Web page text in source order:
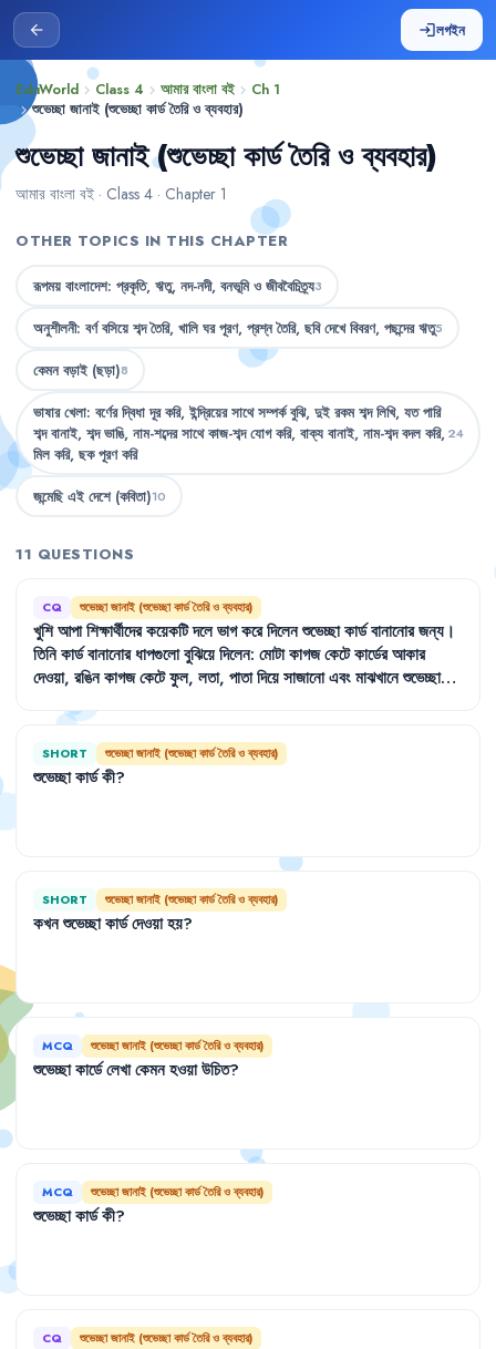
arrow_back loginলগইন
EduWorld chevron_right Class 4 chevron_right আমার বাংলা বই chevron_right Ch 1
chevron_rightশুভেচ্ছা জানাই (শুভেচ্ছা কার্ড তৈরি ও ব্যবহার)
শুভেচ্ছা জানাই (শুভেচ্ছা কার্ড তৈরি ও ব্যবহার)
আমার বাংলা বই · Class 4 · Chapter 1
OTHER TOPICS IN THIS CHAPTER
রূপময় বাংলাদেশ: প্রকৃতি, ঋতু, নদ-নদী, বনভূমি ও জীববৈচিত্র্য3
অনুশীলনী: বর্ণ বসিয়ে শব্দ তৈরি, খালি ঘর পূরণ, প্রশ্ন তৈরি, ছবি দেখে বিবরণ, পছন্দের ঋতু5
কেমন বড়াই (ছড়া)8
ভাষার খেলা: বর্ণের দ্বিধা দূর করি, ইন্দ্রিয়ের সাথে সম্পর্ক বুঝি, দুই রকম শব্দ লিখি, যত পারি
শব্দ বানাই, শব্দ ভাঙি, নাম-শব্দের সাথে কাজ-শব্দ যোগ করি, বাক্য বানাই, নাম-শব্দ বদল করি,
মিল করি, ছক পূরণ করি
24
জন্মেছি এই দেশে (কবিতা)10
11 QUESTIONS
CQ শুভেচ্ছা জানাই (শুভেচ্ছা কার্ড তৈরি ও ব্যবহার)
খুশিআপাশিক্ষার্থীদেরকয়েকটিদলেভাগকরেদিলেনশুভেচ্ছাকার্ডবানানোরজন্য ।
তিনিকার্ডবানানোরধাপগুলোবুঝিয়েদিলেন: মোটাকাগজকেটেকার্ডেরআকার
দেওয়া, রঙিনকাগজকেটেফুল, লতা, পাতাদিয়েসাজানোএবংমাঝখানেশুভেচ্ছা
বিতর্কপ্রতিযোগিতায়
SHORT শুভেচ্ছা জানাই (শুভেচ্ছা কার্ড তৈরি ও ব্যবহার)
শুভেচ্ছাকার্ডকী?
SHORT শুভেচ্ছা জানাই (শুভেচ্ছা কার্ড তৈরি ও ব্যবহার)
কখনশুভেচ্ছাকার্ডদেওয়াহয়?
MCQ শুভেচ্ছা জানাই (শুভেচ্ছা কার্ড তৈরি ও ব্যবহার)
শুভেচ্ছাকার্ডেলেখাকেমনহওয়াউচিত?
MCQ শুভেচ্ছা জানাই (শুভেচ্ছা কার্ড তৈরি ও ব্যবহার)
শুভেচ্ছাকার্ডকী?
CQ শুভেচ্ছা জানাই (শুভেচ্ছা কার্ড তৈরি ও ব্যবহার)